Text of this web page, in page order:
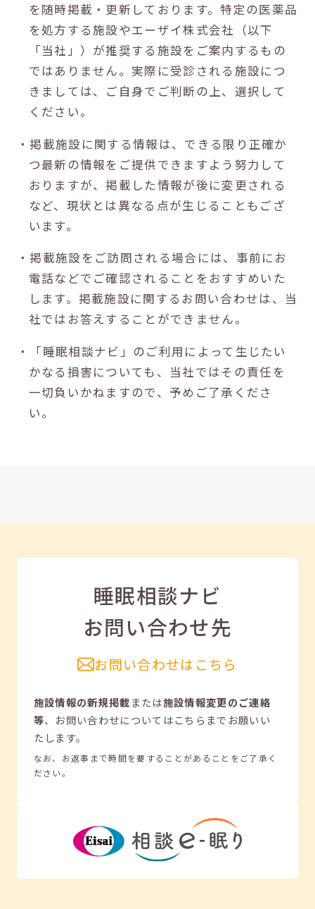
を随時掲載・更新しております。特定の医薬品
を処方する施設やエーザイ株式会社（以下
「当社」）が推奨する施設をご案内するもの
ではありません。実際に受診される施設につ
きましては、ご自身でご判断の上、選択して
ください。
・掲載施設に関する情報は、できる限り正確か
つ最新の情報をご提供できますよう努力して
おりますが、掲載した情報が後に変更される
など、現状とは異なる点が生じることもござ
います。
・掲載施設をご訪問される場合には、事前にお
電話などでご確認されることをおすすめいた
します。掲載施設に関するお問い合わせは、当
社ではお答えすることができません。
・「睡眠相談ナビ」のご利用によって生じたい
かなる損害についても、当社ではその責任を
一切負いかねますので、予めご了承くださ
い。
睡眠相談ナビ
お問い合わせ先
お問い合わせはこちら
施設情報の新規掲載または施設情報変更のご連絡
等、 お問い合わせについてはこちらまでお願いい
たします。
なお、お返事まで時間を要することがあることをご了承く
ださい。